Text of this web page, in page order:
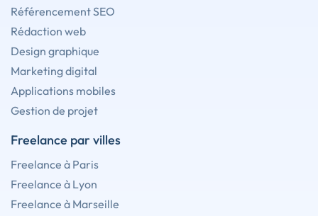
Référencement SEO
Rédaction web
Design graphique
Marketing digital
Applications mobiles
Gestion de projet
Freelance par villes
Freelance à Paris
Freelance à Lyon
Freelance à Marseille